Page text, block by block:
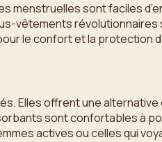
menstruelles sont faciles
vêtements
le confort et la protection
Elles offrent une
sont confortables à
actives ou celles qui